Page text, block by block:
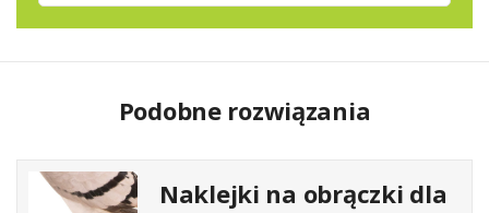
Podobne rozwiązania
Naklejki na obrączki dla